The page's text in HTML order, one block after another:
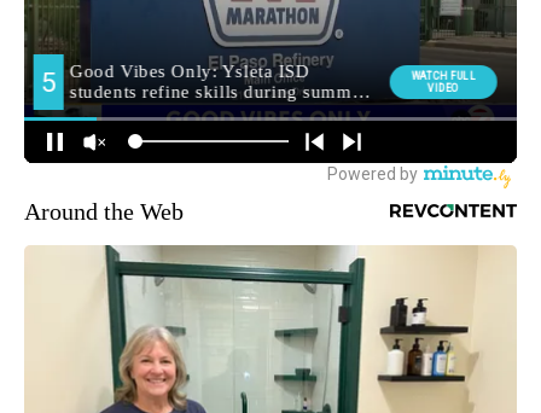
Around the Web